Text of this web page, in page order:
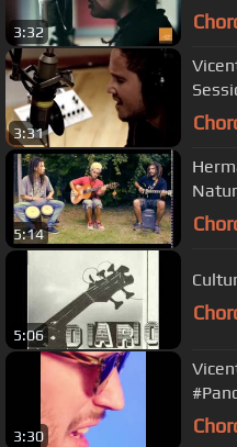
3:32
3:31
5:14
5:06
3:30